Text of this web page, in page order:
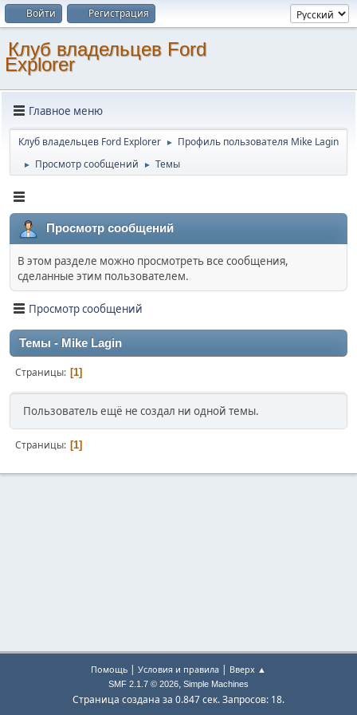
Войти Регистрация
Клуб владельцев Ford
Explorer
Главное меню
Клуб владельцев Ford Explorer ► Профиль пользователя Mike Lagin
► Просмотр сообщений ► Темы
Просмотр сообщений
В этом разделе можно просмотреть все сообщения,
сделанные этим пользователем.
Просмотр сообщений
Темы - Mike Lagin
Страницы 1
Пользователь ещё не создал ни одной темы.
Страницы 1
Помощь | Условия и правила | Вверх ▲
SMF 2.1.7 © 2026, Simple Machines
Страница создана за 0.847 сек. Запросов: 18.